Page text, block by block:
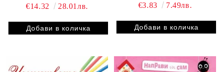
€14.32
28.01лв.
€3.83
7.49лв.